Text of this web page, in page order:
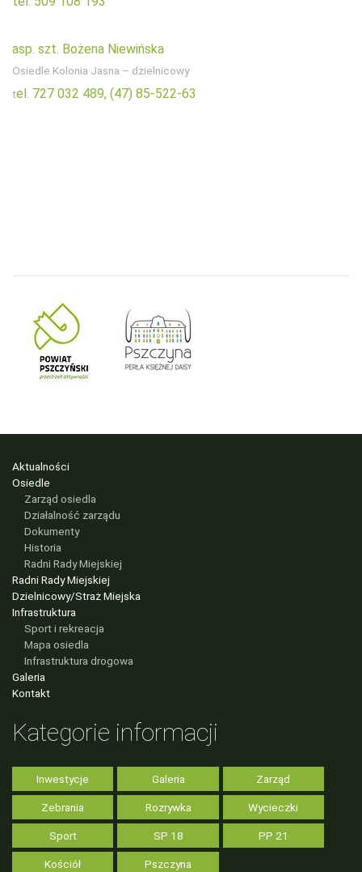
asp. szt. Bożena Niewińska
Osiedle Kolonia Jasna – dzielnicowy
tel. 727 032 489, (47) 85-522-63
Aktualności
Osiedle
Zarząd osiedla
Działalność zarządu
Dokumenty
Historia
Radni Rady Miejskiej
Radni Rady Miejskiej
Dzielnicowy/Straż Miejska
Infrastruktura
Sport i rekreacja
Mapa osiedla
Infrastruktura drogowa
Galeria
Kontakt
Kategorie informacji
Inwestycje Galeria Zarząd
Zebrania Rozrywka Wycieczki
Sport SP 18 PP 21
Kościół Pszczyna